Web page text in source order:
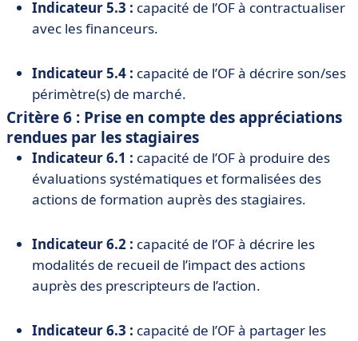
Indicateur 5.3 : capacité de l’OF à contractualiser
avec les financeurs.
Indicateur 5.4 : capacité de l’OF à décrire son/ses
périmètre(s) de marché.
Critère 6 : Prise en compte des appréciations
rendues par les stagiaires
Indicateur 6.1 : capacité de l’OF à produire des
évaluations systématiques et formalisées des
actions de formation auprès des stagiaires.
Indicateur 6.2 : capacité de l’OF à décrire les
modalités de recueil de l’impact des actions
auprès des prescripteurs de l’action.
Indicateur 6.3 : capacité de l’OF à partager les